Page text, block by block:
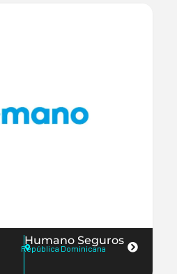
Humano Seguros
República Dominicana